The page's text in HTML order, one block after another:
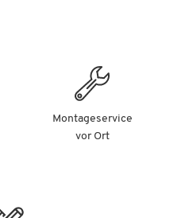
Montageservice
vor Ort